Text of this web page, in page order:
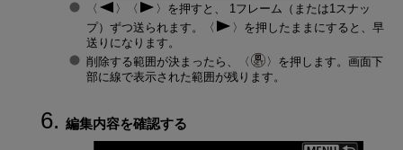
を押すと、 1フレーム（または1スナッ
プ）ずつ送られます。
を押したままにすると、早
送りになります。
削除する範囲が決まったら、
を押します。画面下
部に線で表示された範囲が残ります。
編集内容を確認する